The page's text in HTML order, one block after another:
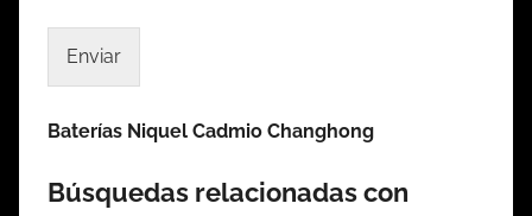
Enviar
Baterías Niquel Cadmio Changhong
Búsquedas relacionadas con